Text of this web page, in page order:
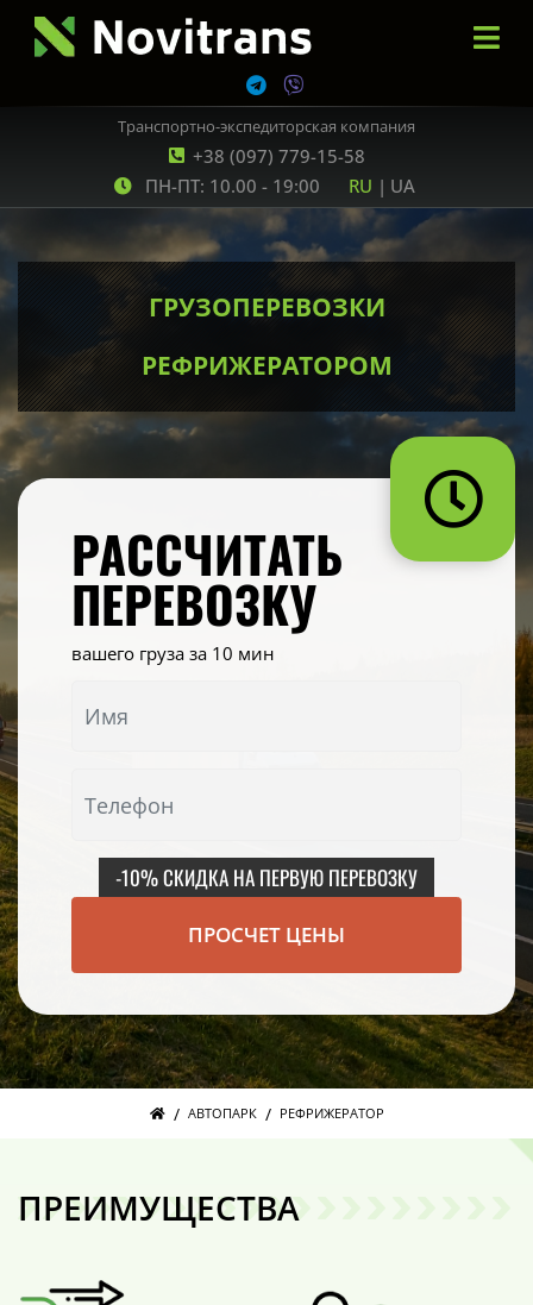
+38 (097) 779-15-58
Транспортно-экспедиторская компания
ПН-ПТ: 10.00 - 19:00 RU | UA
ГРУЗОПЕРЕВОЗКИ
РЕФРИЖЕРАТОРОМ
РАССЧИТАТЬ
ПЕРЕВОЗКУ
вашего груза за 10 мин
-10% СКИДКА НА ПЕРВУЮ ПЕРЕВОЗКУ
ПРОСЧЕТ ЦЕНЫ
/ АВТОПАРК / РЕФРИЖЕРАТОР
ПРЕИМУЩЕСТВА